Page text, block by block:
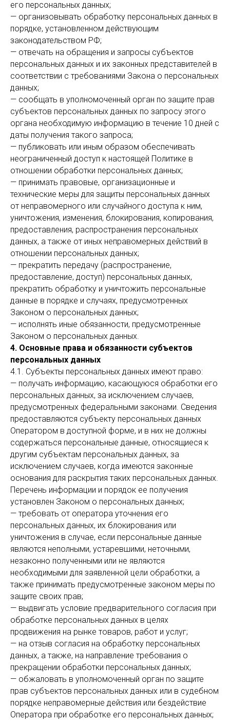
его персональных данных;
— организовывать обработку персональных данных в
порядке, установленном действующим
законодательством РФ;
— отвечать на обращения и запросы субъектов
персональных данных и их законных представителей в
соответствии с требованиями Закона о персональных
данных;
— сообщать в уполномоченный орган по защите прав
субъектов персональных данных по запросу этого
органа необходимую информацию в течение 10 дней с
даты получения такого запроса;
— публиковать или иным образом обеспечивать
неограниченный доступ к настоящей Политике в
отношении обработки персональных данных;
— принимать правовые, организационные и
технические меры для защиты персональных данных
от неправомерного или случайного доступа к ним,
уничтожения, изменения, блокирования, копирования,
предоставления, распространения персональных
данных, а также от иных неправомерных действий в
отношении персональных данных;
— прекратить передачу (распространение,
предоставление, доступ) персональных данных,
прекратить обработку и уничтожить персональные
данные в порядке и случаях, предусмотренных
Законом о персональных данных;
— исполнять иные обязанности, предусмотренные
Законом о персональных данных.
4. Основные права и обязанности субъектов
персональных данных
4.1. Субъекты персональных данных имеют право:
— получать информацию, касающуюся обработки его
персональных данных, за исключением случаев,
предусмотренных федеральными законами. Сведения
предоставляются субъекту персональных данных
Оператором в доступной форме, и в них не должны
содержаться персональные данные, относящиеся к
другим субъектам персональных данных, за
исключением случаев, когда имеются законные
основания для раскрытия таких персональных данных.
Перечень информации и порядок ее получения
установлен Законом о персональных данных;
— требовать от оператора уточнения его
персональных данных, их блокирования или
уничтожения в случае, если персональные данные
являются неполными, устаревшими, неточными,
незаконно полученными или не являются
необходимыми для заявленной цели обработки, а
также принимать предусмотренные законом меры по
защите своих прав;
— выдвигать условие предварительного согласия при
обработке персональных данных в целях
продвижения на рынке товаров, работ и услуг;
— на отзыв согласия на обработку персональных
данных, а также, на направление требования о
прекращении обработки персональных данных;
— обжаловать в уполномоченный орган по защите
прав субъектов персональных данных или в судебном
порядке неправомерные действия или бездействие
Оператора при обработке его персональных данных;